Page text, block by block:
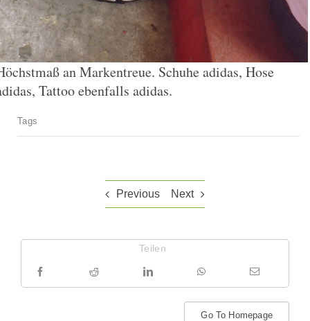
an Markentreue. Schuhe adidas, Hose
Tattoo ebenfalls adidas.
Tags
Previous Next
Teilen
Go To Homepage